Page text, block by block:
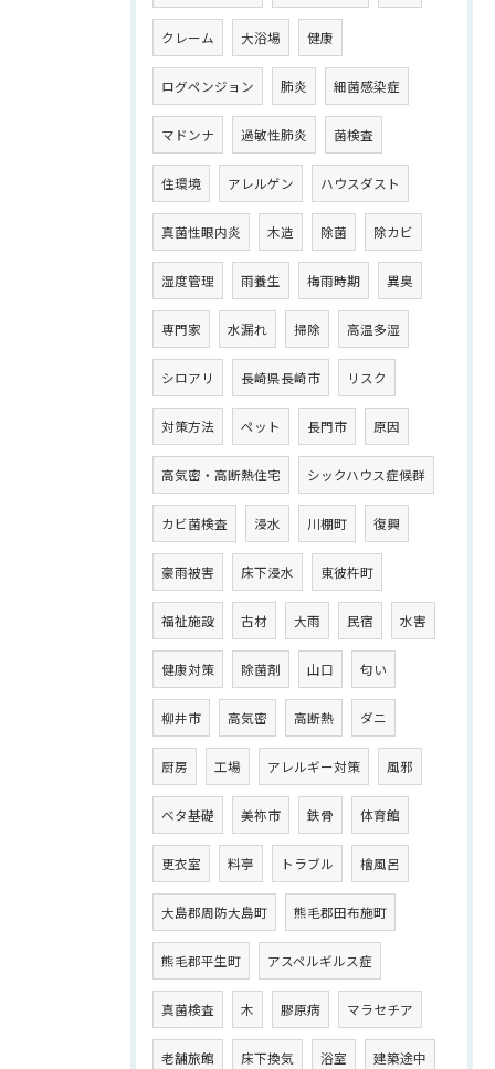
クレーム 大浴場 健康
ログペンジョン 肺炎 細菌感染症
マドンナ 過敏性肺炎 菌検査
住環境 アレルゲン ハウスダスト
真菌性眼内炎 木造 除菌 除カビ
湿度管理 雨養生 梅雨時期 異臭
専門家 水漏れ 掃除 高温多湿
シロアリ 長崎県長崎市 リスク
対策方法 ペット 長門市 原因
高気密・高断熱住宅 シックハウス症候群
カビ菌検査 浸水 川棚町 復興
豪雨被害 床下浸水 東彼杵町
福祉施設 古材 大雨 民宿 水害
健康対策 除菌剤 山口 匂い
柳井市 高気密 高断熱 ダニ
厨房 工場 アレルギー対策 風邪
ベタ基礎 美祢市 鉄骨 体育館
更衣室 料亭 トラブル 檜風呂
大島郡周防大島町 熊毛郡田布施町
熊毛郡平生町 アスペルギルス症
真菌検査 木 膠原病 マラセチア
老舗旅館 床下換気 浴室 建築途中